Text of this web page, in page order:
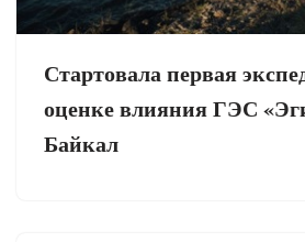
Стартовала первая
оценке влияния ГЭС
Байкал